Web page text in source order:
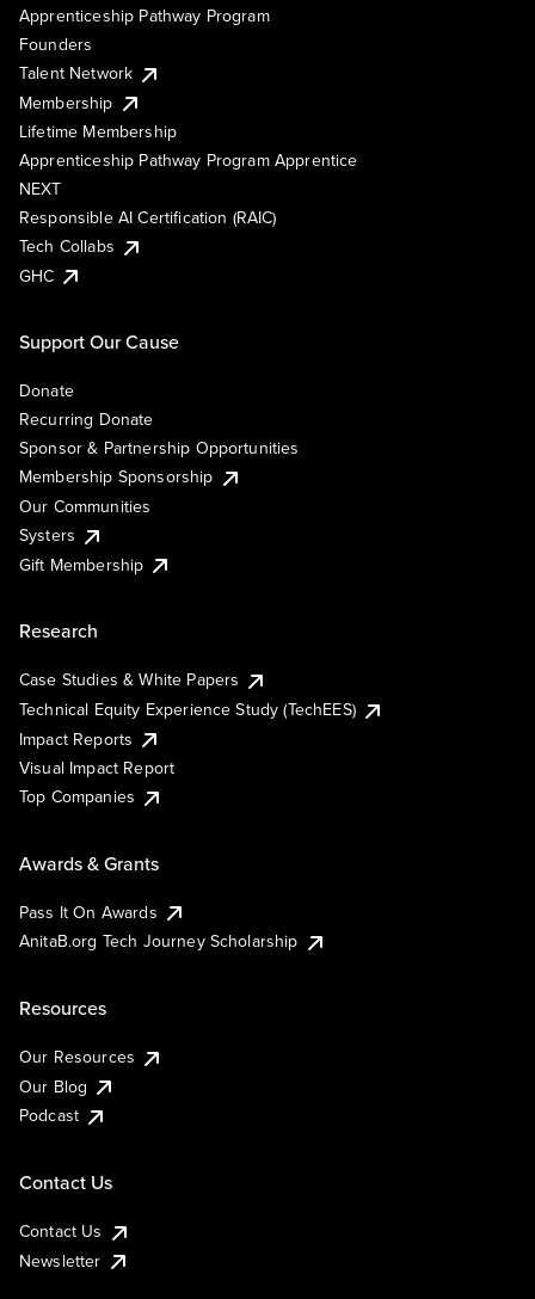
Apprenticeship Pathway Program
Founders
Talent Network
Membership
Lifetime Membership
Apprenticeship Pathway Program Apprentice
NEXT
Responsible AI Certification (RAIC)
Tech Collabs
GHC
Support Our Cause
Donate
Recurring Donate
Sponsor & Partnership Opportunities
Membership Sponsorship
Our Communities
Systers
Gift Membership
Research
Case Studies & White Papers
Technical Equity Experience Study (TechEES)
Impact Reports
Visual Impact Report
Top Companies
Awards & Grants
Pass It On Awards
AnitaB.org Tech Journey Scholarship
Resources
Our Resources
Our Blog
Podcast
Contact Us
Contact Us
Newsletter